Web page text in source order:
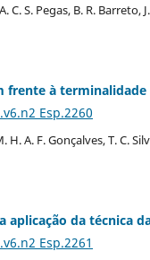
C. S. Pegas, B. R. Barreto,
frente à terminalidade
Esp.2260
A. F. Gonçalves, T. C.
aplicação da técnica
Esp.2261